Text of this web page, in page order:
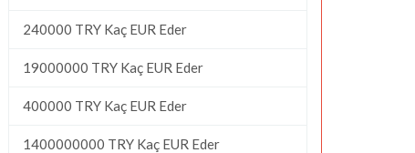
240000 TRY Kaç EUR Eder
19000000 TRY Kaç EUR Eder
400000 TRY Kaç EUR Eder
1400000000 TRY Kaç EUR Eder